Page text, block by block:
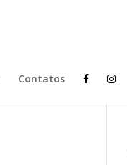
Contatos